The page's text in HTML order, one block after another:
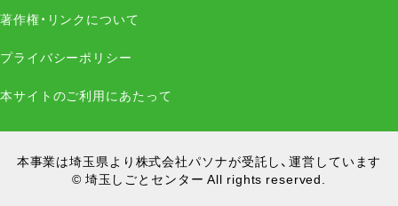
著作権・リンクについて
プライバシーポリシー
本サイトのご利用にあたって
本事業は埼玉県より株式会社パソナが受託し、運営しています
© 埼玉しごとセンター All rights reserved.